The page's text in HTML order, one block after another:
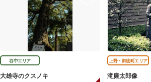
谷中エリア
大雄寺のクスノキ
上野・御徒町エリア
滝廉太郎像